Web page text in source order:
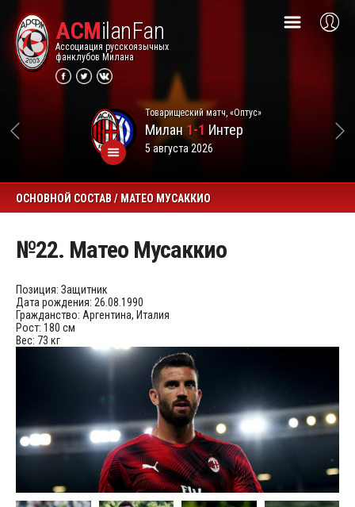
ACMilanFan
Ассоциация русскоязычных
фанклубов Милана
Товарищеский матч, «Оптус»
Милан1-1 Интер
5 августа 2026
ОСНОВНОЙ СОСТАВ / МАТЕО МУСАККИО
№22. Матео Мусаккио
Позиция: Защитник
Дата рождения: 26.08.1990
Гражданство: Аргентина, Италия
Рост: 180 см
Вес: 73 кг